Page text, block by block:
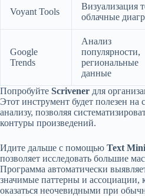
Voyant Tools
Визуализация
облачные
Google
Trends
Анализ
популярности,
региональные
данные
Попробуйте Scrivener для
Этот инструмент будет полезен на
анализу, позволяя
контуры произведений.
Идите дальше с помощью Text
позволяет исследовать большие
Программа автоматически
значимые паттерны и ассоциации,
оказаться неочевидными при